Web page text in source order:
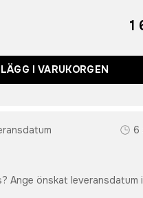
1
LÄGG I VARUKORGEN
6
Ange önskat leveransdatum